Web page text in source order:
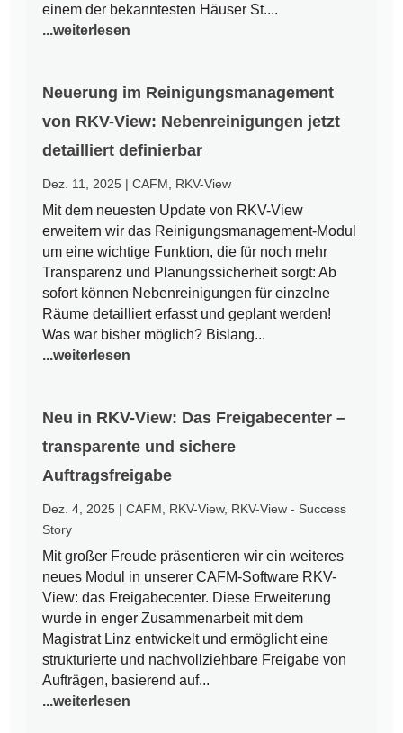
einem der bekanntesten Häuser St....
...weiterlesen
Neuerung im Reinigungsmanagement
von RKV-View: Nebenreinigungen jetzt
detailliert definierbar
Dez. 11, 2025 |CAFM RKV-View
Mit dem neuesten Update von RKV-View
erweitern wir das Reinigungsmanagement-Modul
um eine wichtige Funktion, die für noch mehr
Transparenz und Planungssicherheit sorgt: Ab
sofort können Nebenreinigungen für einzelne
Räume detailliert erfasst und geplant werden!
Was war bisher möglich? Bislang...
...weiterlesen
Neu in RKV-View: Das Freigabecenter –
transparente und sichere
Auftragsfreigabe
Dez. 4, 2025 |CAFM RKV-View, RKV-View - Success
Story
Mit großer Freude präsentieren wir ein weiteres
neues Modul in unserer CAFM-Software RKV-
View: das Freigabecenter. Diese Erweiterung
wurde in enger Zusammenarbeit mit dem
Magistrat Linz entwickelt und ermöglicht eine
strukturierte und nachvollziehbare Freigabe von
Aufträgen, basierend auf...
...weiterlesen